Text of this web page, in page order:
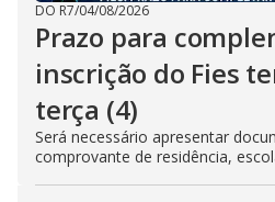
DO R7/04/08/2026
Prazo para
inscrição do Fies
terça (4)
Será necessário apresentar
comprovante de residência,